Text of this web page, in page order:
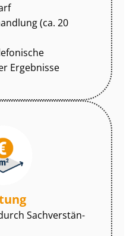
(ca. 20
Ergebnisse
Sach­ver­stän­